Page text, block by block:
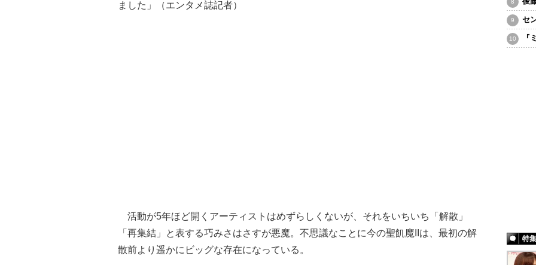
ました」（エンタメ誌記者）
活動が5年ほど開くアーティストはめずらしくないが、それをいちいち「解散」
「再集結」と表する巧みさはさすが悪魔。不思議なことに今の聖飢魔IIは、最初の解
散前より遥かにビッグな存在になっている。
セ
『
特集